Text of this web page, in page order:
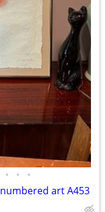
• • •
art A453